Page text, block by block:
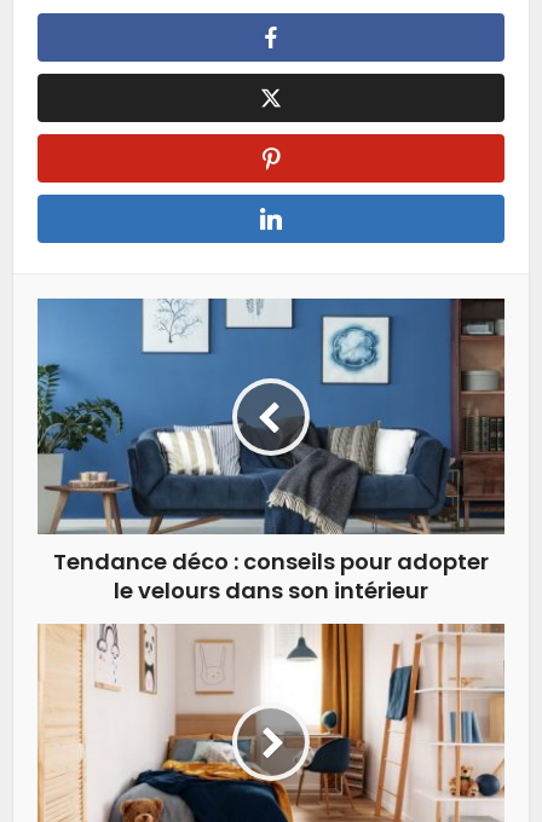
Tendance déco : conseils pour adopter
le velours dans son intérieur